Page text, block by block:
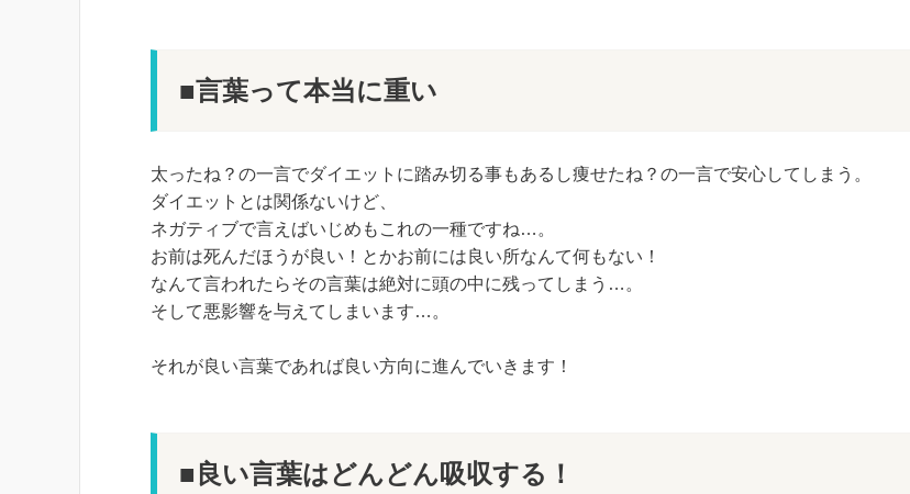
■言葉って本当に重い
太ったね？の一言でダイエットに踏み切る事もあるし痩せたね？の一言で安心してしまう。
ダイエットとは関係ないけど、
ネガティブで言えばいじめもこれの一種ですね…。
お前は死んだほうが良い！とかお前には良い所なんて何もない！
なんて言われたらその言葉は絶対に頭の中に残ってしまう…。
そして悪影響を与えてしまいます…。
それが良い言葉であれば良い方向に進んでいきます！
■良い言葉はどんどん吸収する！